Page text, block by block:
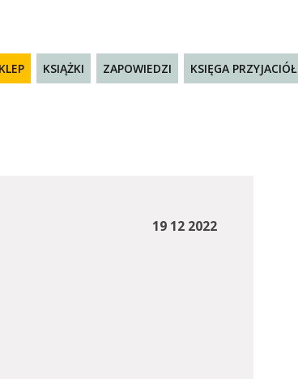
KSIĄŻKI ZAPOWIEDZI KSIĘGA PRZYJACIÓŁ
19 12 2022